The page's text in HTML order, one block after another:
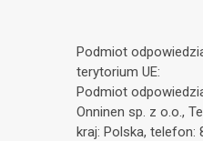
Podmiot
terytorium UE:
Podmiot
Onninen sp. z o.o.,
kraj: Polska, telefon: